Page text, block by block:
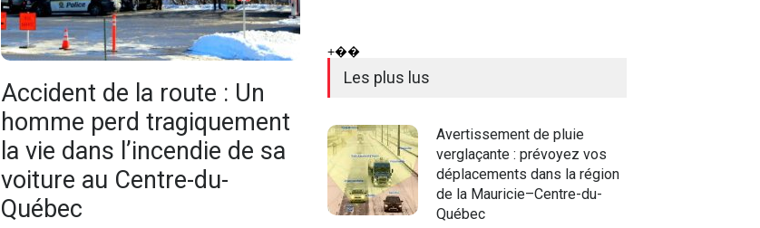
Accident de la route : Un
homme perd tragiquement
la vie dans l’incendie de sa
voiture au Centre-du-
Québec
+��
Les plus lus
Avertissement de pluie
verglaçante : prévoyez vos
déplacements dans la région
de la Mauricie–Centre-du-
Québec